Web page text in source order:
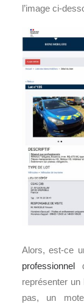
l’image ci-
Alors, est-ce
professionnel
représenter un
pas, un